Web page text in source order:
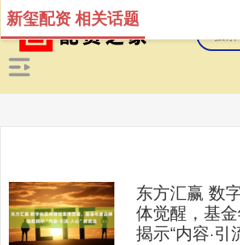
新玺配资 相关话题
东方汇赢 数
体觉醒，基
揭示“内容·引